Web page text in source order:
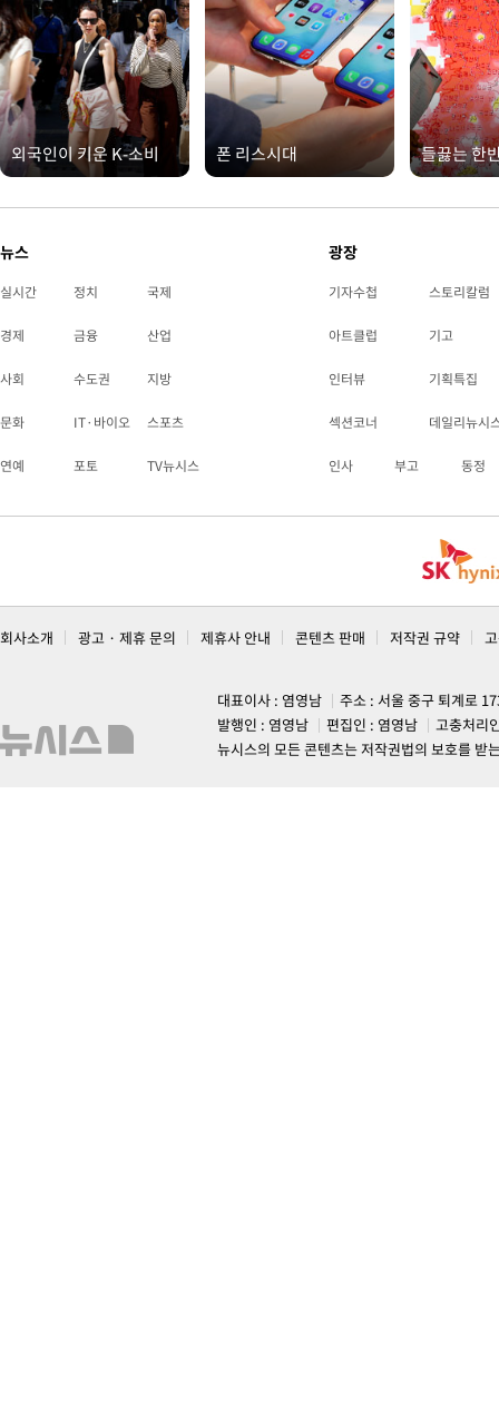
외국인이 키운 K-소비 폰 리스시대 들끓는 한
뉴스
실시간 정치 국제
경제 금융 산업
사회 수도권 지방
문화 IT·바이오 스포츠
연예 포토 TV뉴시스
광장
기자수첩 스토리칼럼
아트클럽 기고
인터뷰 기획특집
섹션코너 데일리뉴시
인사 부고 동정
회사소개 광고 · 제휴 문의 제휴사 안내 콘텐츠 판매 저작권 규약
대표이사 : 염영남
주소 : 서울 중구 퇴계로
발행인 : 염영남
편집인 : 염영남
고충처리
뉴시스의 모든 콘텐츠는 저작권법의 보호를